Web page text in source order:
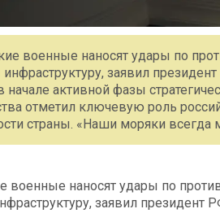
военные наносят удары по
заявил
начале активной фазы
отметил ключевую роль
страны. «Наши моряки всегда
военные наносят удары по
заявил президент